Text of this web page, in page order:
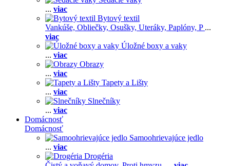
... viac
Bytový textil
Vankúše, Obliečky, Osušky, Uteráky, Paplóny, P ...
viac
Úložné boxy a vaky
... viac
Obrazy
... viac
Tapety a Lišty
... viac
Slnečníky
... viac
Domácnosť
Domácnosť
Samoohrievajúce jedlo
... viac
Drogéria